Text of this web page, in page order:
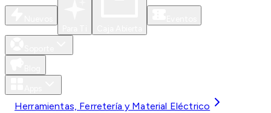
Herramientas, Ferretería y Material Eléctrico